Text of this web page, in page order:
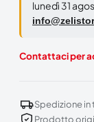
lunedì 31
Contattaci per
Spedizione in
Prodotto